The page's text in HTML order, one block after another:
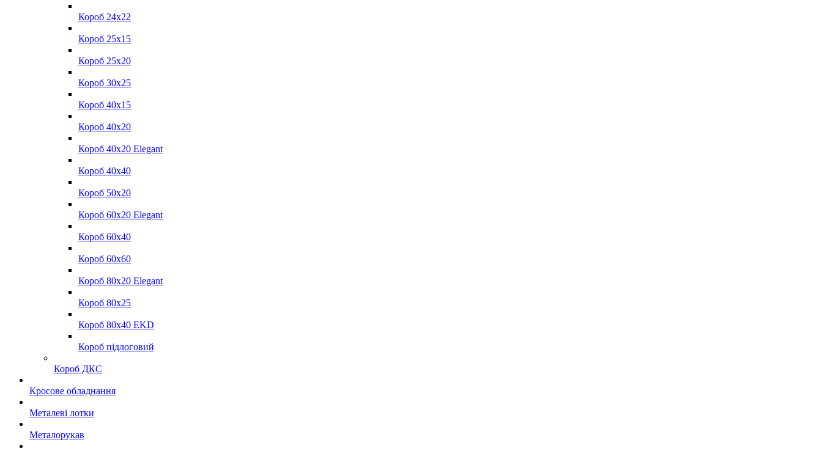
Короб 24x22
Короб 25x15
Короб 25x20
Короб 30x25
Короб 40x15
Короб 40x20
Короб 40x20 Elegant
Короб 40x40
Короб 50x20
Короб 60x20 Elegant
Короб 60x40
Короб 60x60
Короб 80x20 Elegant
Короб 80x25
Короб 80x40 EKD
Короб підлоговий
Короб ДКС
Кросове обладнання
Металеві лотки
Металорукав